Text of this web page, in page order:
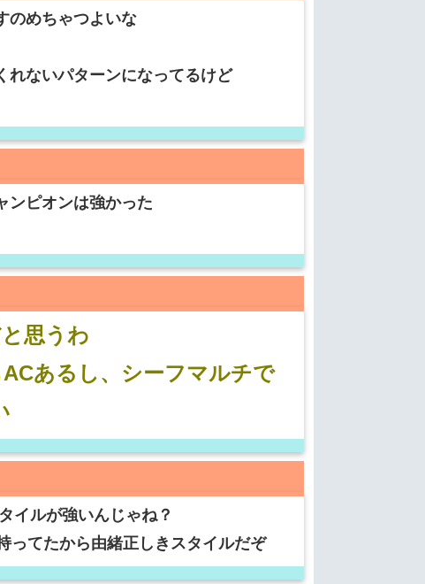
のめちゃつよいな
れないパターンになってるけど
ンピオンは強かった
思うわ
あるし、シーフマルチで
イルが強いんじゃね？
ってたから由緒正しきスタイルだぞ